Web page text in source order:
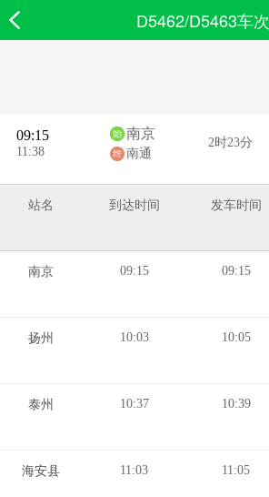
D5462/D5463车次
09:15
11:38
南京
南通
2时23分
站名 到达时间 发车时间
南京 09:15 09:15
扬州 10:03 10:05
泰州 10:37 10:39
海安县 11:03 11:05